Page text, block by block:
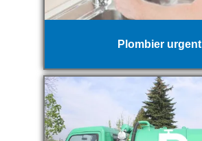
Plombier urgent